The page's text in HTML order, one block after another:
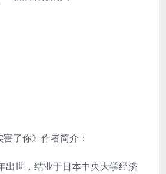
害了你》作者简介：
出世，结业于日本中央大学经济